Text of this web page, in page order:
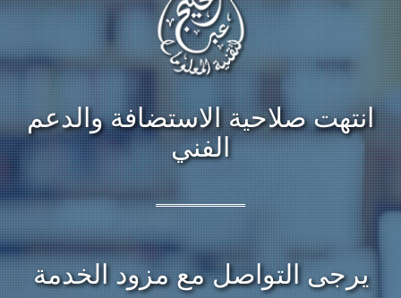
انتهت صلاحية الاستضافة والدعم
الفني
يرجى التواصل مع مزود الخدمة